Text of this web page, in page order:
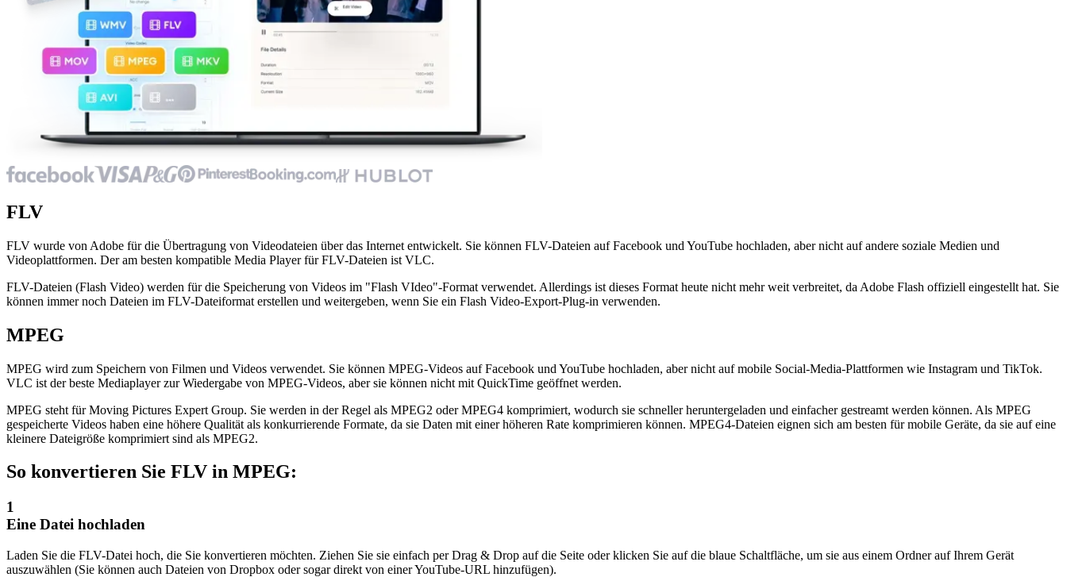
FLV
FLV wurde von Adobe für die Übertragung von Videodateien über das Internet entwickelt. Sie können FLV-Dateien auf Facebook und YouTube hochladen, aber nicht auf andere soziale Medien und
Videoplattformen. Der am besten kompatible Media Player für FLV-Dateien ist VLC.
FLV-Dateien (Flash Video) werden für die Speicherung von Videos im "Flash VIdeo"-Format verwendet. Allerdings ist dieses Format heute nicht mehr weit verbreitet, da Adobe Flash offiziell eingestellt hat. Sie
können immer noch Dateien im FLV-Dateiformat erstellen und weitergeben, wenn Sie ein Flash Video-Export-Plug-in verwenden.
MPEG
MPEG wird zum Speichern von Filmen und Videos verwendet. Sie können MPEG-Videos auf Facebook und YouTube hochladen, aber nicht auf mobile Social-Media-Plattformen wie Instagram und TikTok.
VLC ist der beste Mediaplayer zur Wiedergabe von MPEG-Videos, aber sie können nicht mit QuickTime geöffnet werden.
MPEG steht für Moving Pictures Expert Group. Sie werden in der Regel als MPEG2 oder MPEG4 komprimiert, wodurch sie schneller heruntergeladen und einfacher gestreamt werden können. Als MPEG
gespeicherte Videos haben eine höhere Qualität als konkurrierende Formate, da sie Daten mit einer höheren Rate komprimieren können. MPEG4-Dateien eignen sich am besten für mobile Geräte, da sie auf eine
kleinere Dateigröße komprimiert sind als MPEG2.
So konvertieren Sie FLV in MPEG:
1
Eine Datei hochladen
Laden Sie die FLV-Datei hoch, die Sie konvertieren möchten. Ziehen Sie sie einfach per Drag & Drop auf die Seite oder klicken Sie auf die blaue Schaltfläche, um sie aus einem Ordner auf Ihrem Gerät
auszuwählen (Sie können auch Dateien von Dropbox oder sogar direkt von einer YouTube-URL hinzufügen).